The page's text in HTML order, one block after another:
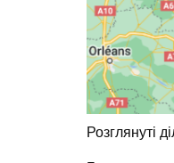
Розглянуті